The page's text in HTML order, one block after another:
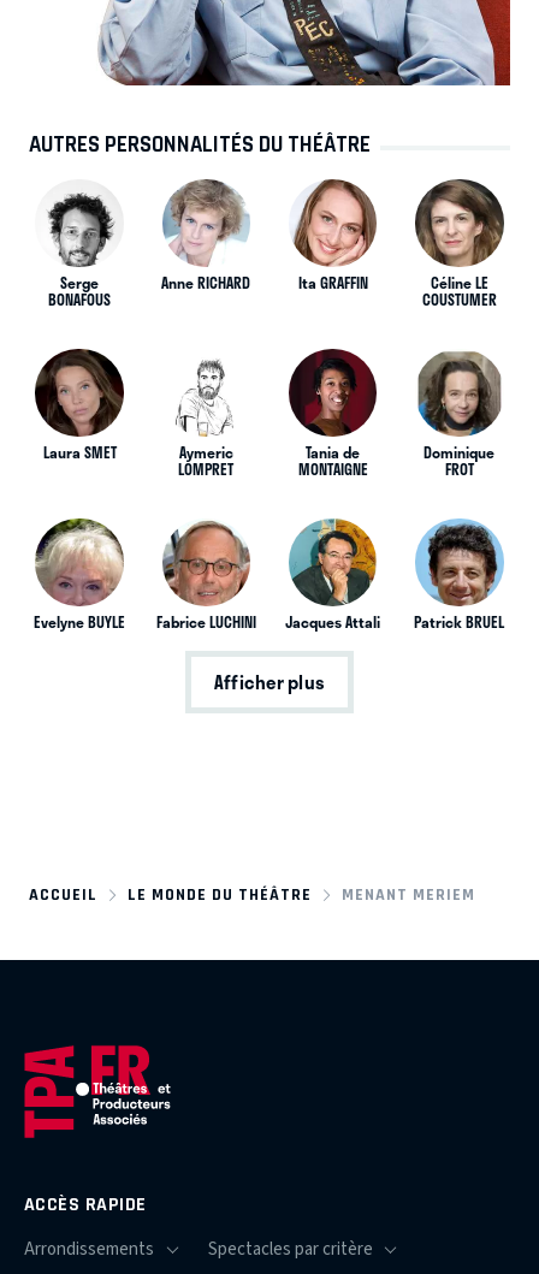
AUTRES PERSONNALITÉS DU THÉÂTRE
Serge
BONAFOUS
Anne RICHARD Ita GRAFFIN Céline LE
COUSTUMER
Laura SMET Aymeric
LOMPRET
Tania de
MONTAIGNE
Dominique
FROT
Evelyne BUYLE Fabrice LUCHINI Jacques Attali Patrick BRUEL
Afficher plus
ACCUEIL LE MONDE DU THÉÂTRE MENANT MERIEM
ACCÈS RAPIDE